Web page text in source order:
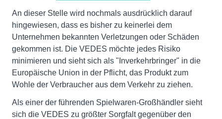
An dieser Stelle wird nochmals ausdrücklich darauf
hingewiesen, dass es bisher zu keinerlei dem
Unternehmen bekannten Verletzungen oder Schäden
gekommen ist. Die VEDES möchte jedes Risiko
minimieren und sieht sich als "Inverkehrbringer" in die
Europäische Union in der Pflicht, das Produkt zum
Wohle der Verbraucher aus dem Verkehr zu ziehen.
Als einer der führenden Spielwaren-Großhändler sieht
sich die VEDES zu größter Sorgfalt gegenüber den